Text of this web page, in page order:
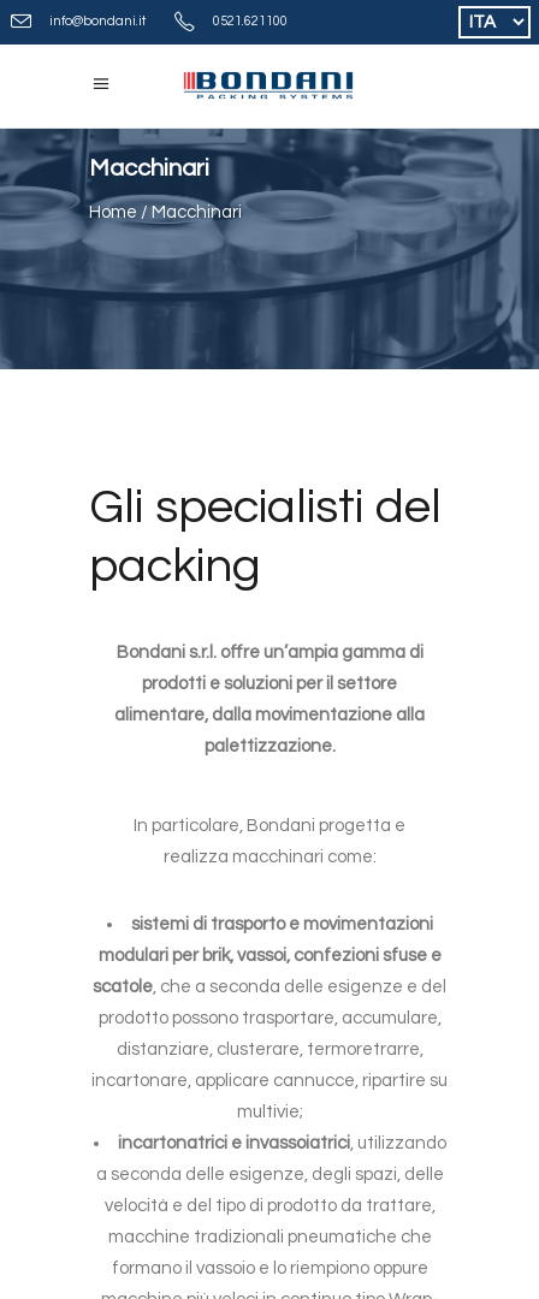
info@bondani.it 0521.621100
Scegli
lingua
Macchinari
Home / Macchinari
Gli specialisti del
packing
Bondani s.r.l. offre un’ampia gamma di
prodotti e soluzioni per il settore
alimentare, dalla movimentazione alla
palettizzazione.
In particolare, Bondani progetta e
realizza macchinari come:
sistemi di trasporto e movimentazioni
modulari per brik, vassoi, confezioni sfuse e
scatole, che a seconda delle esigenze e del
prodotto possono trasportare, accumulare,
distanziare, clusterare, termoretrarre,
incartonare, applicare cannucce, ripartire su
multivie;
incartonatrici e invassoiatrici, utilizzando
a seconda delle esigenze, degli spazi, delle
velocità e del tipo di prodotto da trattare,
macchine tradizionali pneumatiche che
formano il vassoio e lo riempiono oppure